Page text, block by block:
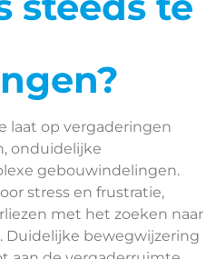
laat op vergaderingen
onduidelijke
gebouwindelingen.
stress en frustratie,
met het zoeken naar
bewegwijzering